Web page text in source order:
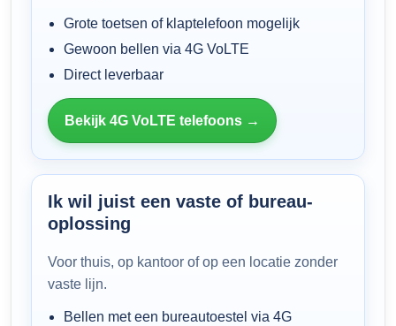
Grote toetsen of klaptelefoon mogelijk
Gewoon bellen via 4G VoLTE
Direct leverbaar
Bekijk 4G VoLTE telefoons →
Ik wil juist een vaste of bureau-
oplossing
Voor thuis, op kantoor of op een locatie zonder
vaste lijn.
Bellen met een bureautoestel via 4G